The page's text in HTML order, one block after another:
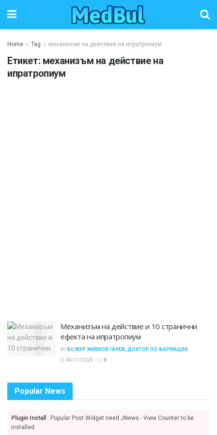
Home Tag механизъм на действие на ипратропиум
Етикет: механизъм на действие на
ипратропиум
Механизъм на действие и 10 странични
ефекта на ипратропиум
BY БОЖУР ЖИВКОВ ГАНЕВ, ДОКТОР ПО ФАРМАЦИЯ
04/11/2025
0
Popular News
Plugin Install
: Popular Post Widget need JNews - View Counter to be
installed